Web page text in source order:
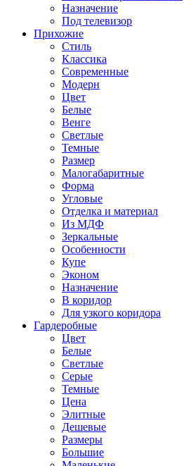
Назначение
Под телевизор
Прихожие
Стиль
Классика
Современные
Модерн
Цвет
Белые
Венге
Светлые
Темные
Размер
Малогабаритные
Форма
Угловые
Отделка и материал
Из МДФ
Зеркальные
Особенности
Купе
Эконом
Назначение
В коридор
Для узкого коридора
Гардеробные
Цвет
Белые
Светлые
Серые
Темные
Цена
Элитные
Дешевые
Размеры
Большие